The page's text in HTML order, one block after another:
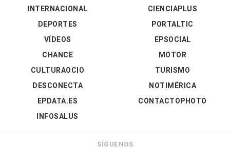
INTERNACIONAL
DEPORTES
VÍDEOS
CIENCIAPLUS
PORTALTIC
EPSOCIAL
CHANCE
CULTURAOCIO
DESCONECTA
EPDATA.ES
INFOSALUS
MOTOR
TURISMO
NOTIMÉRICA
CONTACTOPHOTO
SÍGUENOS